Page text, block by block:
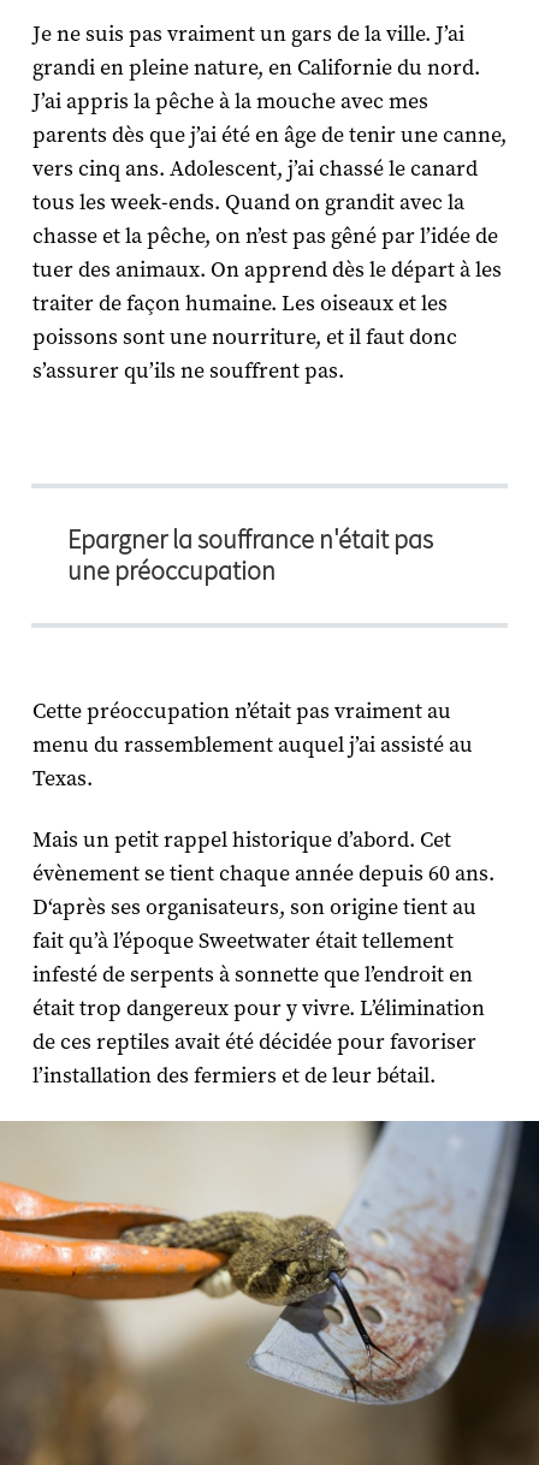
Je ne suis pas vraiment un gars de la ville. J’ai
grandi en pleine nature, en Californie du nord.
J’ai appris la pêche à la mouche avec mes
parents dès que j’ai été en âge de tenir une canne,
vers cinq ans. Adolescent, j’ai chassé le canard
tous les week-ends. Quand on grandit avec la
chasse et la pêche, on n’est pas gêné par l’idée de
tuer des animaux. On apprend dès le départ à les
traiter de façon humaine. Les oiseaux et les
poissons sont une nourriture, et il faut donc
s’assurer qu’ils ne souffrent pas.
Epargner la souffrance n'était pas
une préoccupation
Cette préoccupation n’était pas vraiment au
menu du rassemblement auquel j’ai assisté au
Texas.
Mais un petit rappel historique d’abord. Cet
évènement se tient chaque année depuis 60 ans.
D‘après ses organisateurs, son origine tient au
fait qu’à l’époque Sweetwater était tellement
infesté de serpents à sonnette que l’endroit en
était trop dangereux pour y vivre. L’élimination
de ces reptiles avait été décidée pour favoriser
l’installation des fermiers et de leur bétail.